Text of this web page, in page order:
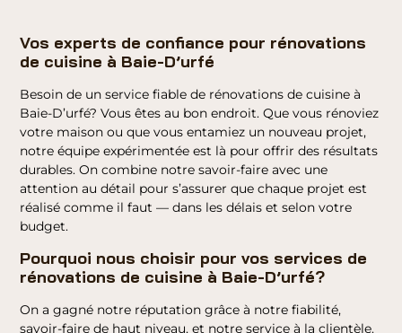
Vos experts de confiance pour rénovations
de cuisine à Baie-D’urfé
Besoin de un service fiable de rénovations de cuisine à
Baie-D’urfé? Vous êtes au bon endroit. Que vous rénoviez
votre maison ou que vous entamiez un nouveau projet,
notre équipe expérimentée est là pour offrir des résultats
durables. On combine notre savoir-faire avec une
attention au détail pour s’assurer que chaque projet est
réalisé comme il faut — dans les délais et selon votre
budget.
Pourquoi nous choisir pour vos services de
rénovations de cuisine à Baie-D’urfé?
On a gagné notre réputation grâce à notre fiabilité,
savoir-faire de haut niveau, et notre service à la clientèle.